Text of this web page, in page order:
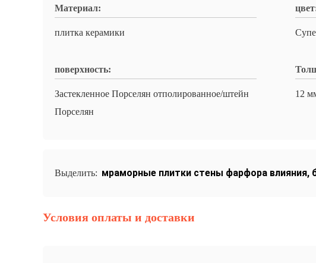
Материал:
плитка керамики
поверхность:
Застекленное Порселян отполированное/штейн
Порселян
12
Выделить: мраморные плитки стены фарфора влияния,
Условия оплаты и доставки